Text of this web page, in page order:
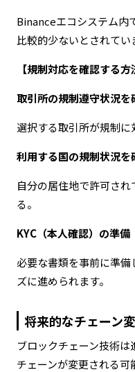
Binanceエコシステム内
比較的少ないとされてい
【規制対応を確認する方
取引所の規制遵守状況を
選択する取引所が規制に
利用する国の規制状況を
自分の居住地で許可さ
る。
KYC（本人確認）の準備
必要な書類を事前に準
ズに進められます。
将来的なチェーン
ブロックチェーン技術
チェーンが変更される可